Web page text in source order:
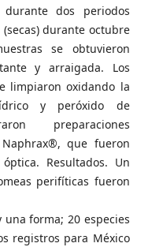
dos periodos
durante octubre
se obtuvieron
y arraigada. Los
limpiaron oxidando la
y peróxido de
preparaciones
que fueron
Resultados. Un
perifíticas fueron
forma; 20 especies
registros para México